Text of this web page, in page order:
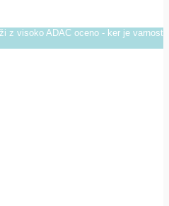
z visoko ADAC oceno - ker je varnost